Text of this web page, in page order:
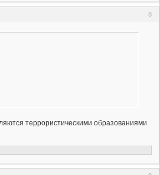
8
террористическими образованиями